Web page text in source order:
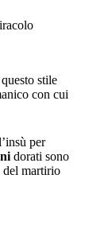
questo stile
con cui
per
dorati sono
del martirio